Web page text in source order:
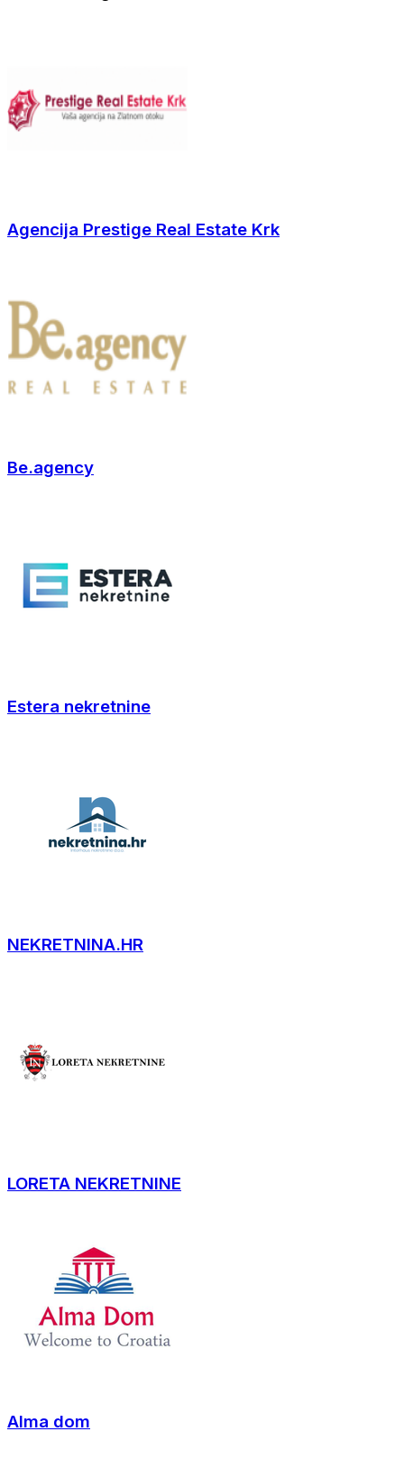
Agencija Prestige Real Estate Krk
Be.agency
Estera nekretnine
NEKRETNINA.HR
LORETA NEKRETNINE
Alma dom